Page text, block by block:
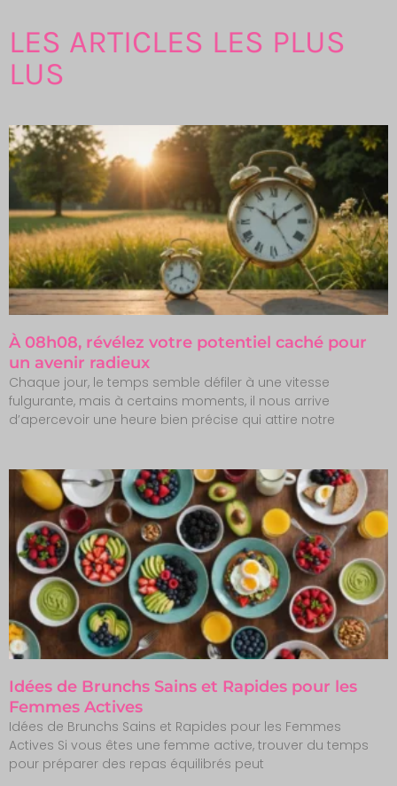
LES ARTICLES LES PLUS
LUS
À 08h08, révélez votre potentiel caché pour
un avenir radieux
Chaque jour, le temps semble défiler à une vitesse
fulgurante, mais à certains moments, il nous arrive
d’apercevoir une heure bien précise qui attire notre
Idées de Brunchs Sains et Rapides pour les
Femmes Actives
Idées de Brunchs Sains et Rapides pour les Femmes
Actives Si vous êtes une femme active, trouver du temps
pour préparer des repas équilibrés peut